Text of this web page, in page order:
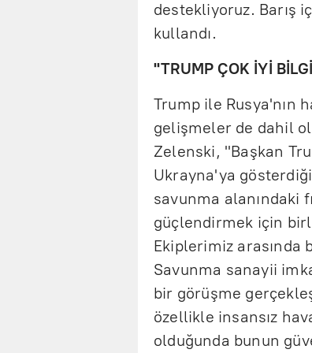
destekliyoruz. Barış
kullandı.
"TRUMP ÇOK İYİ
Trump ile Rusya'nın
gelişmeler de dahil
Zelenski, "Başkan
Ukrayna'ya
savunma alanındaki
güçlendirmek için
Ekiplerimiz arasında
Savunma sanayii
bir görüşme
özellikle insansız
olduğunda bunun